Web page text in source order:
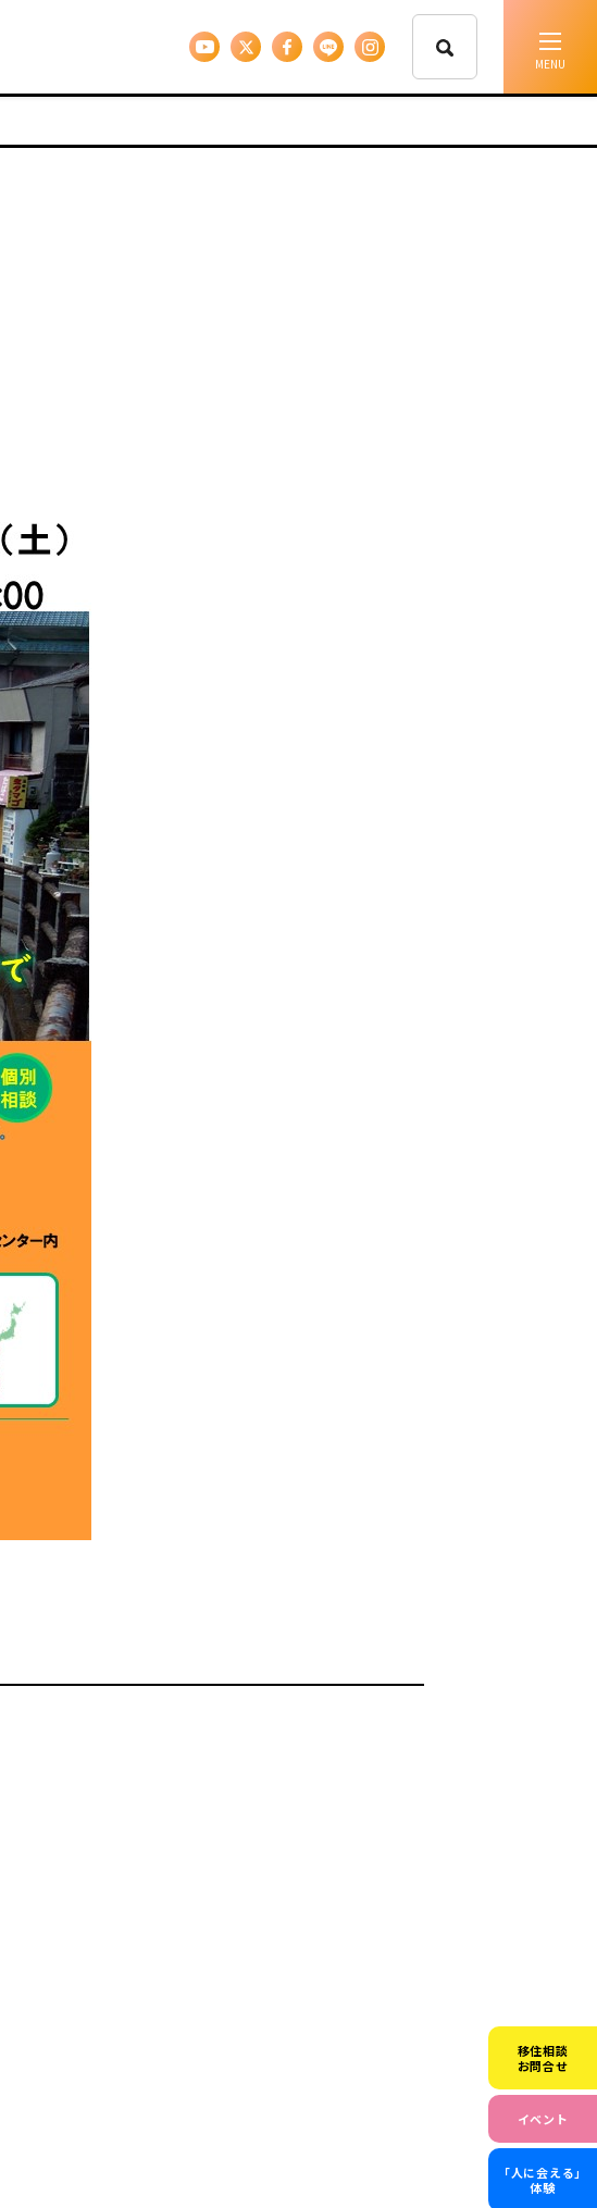
移住相談
お問合せ
イベント
「人に会える」
体験